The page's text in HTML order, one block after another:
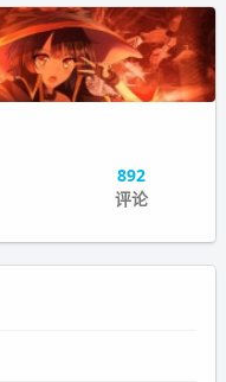
892
评论